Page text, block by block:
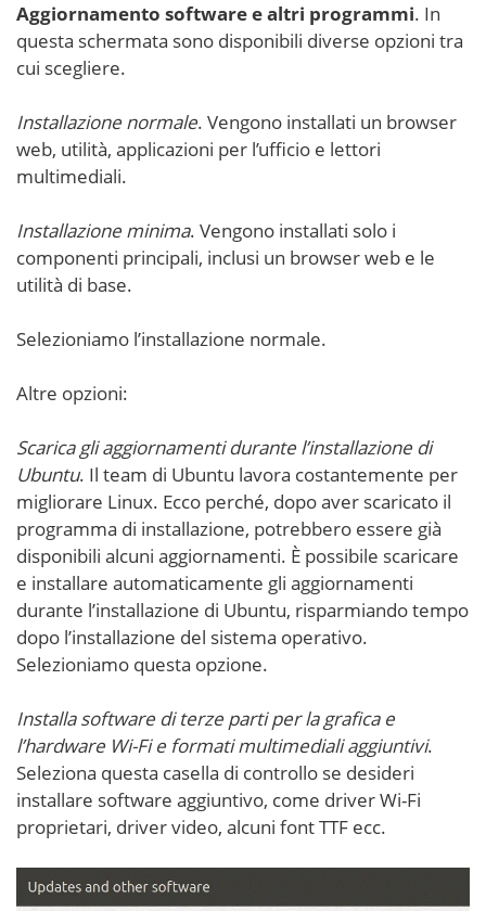
Aggiornamento software e altri programmi. In
questa schermata sono disponibili diverse opzioni tra
cui scegliere.
Installazione normale. Vengono installati un browser
web, utilità, applicazioni per l’ufficio e lettori
multimediali.
Installazione minima. Vengono installati solo i
componenti principali, inclusi un browser web e le
utilità di base.
Selezioniamo l’installazione normale.
Altre opzioni:
Scarica gli aggiornamenti durante l’installazione di
Ubuntu. Il team di Ubuntu lavora costantemente per
migliorare Linux. Ecco perché, dopo aver scaricato il
programma di installazione, potrebbero essere già
disponibili alcuni aggiornamenti. È possibile scaricare
e installare automaticamente gli aggiornamenti
durante l’installazione di Ubuntu, risparmiando tempo
dopo l’installazione del sistema operativo.
Selezioniamo questa opzione.
Installa software di terze parti per la grafica e
l’hardware Wi-Fi e formati multimediali aggiuntivi.
Seleziona questa casella di controllo se desideri
installare software aggiuntivo, come driver Wi-Fi
proprietari, driver video, alcuni font TTF ecc.